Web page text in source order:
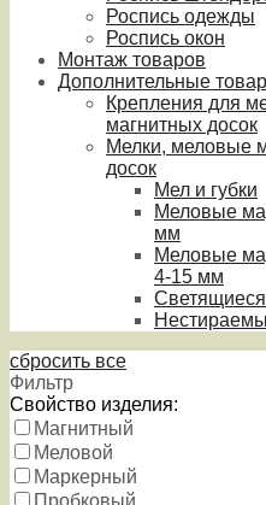
Роспись одежды
Роспись окон
Монтаж товаров
Дополнительные
Крепления для
магнитных досок
Мелки, меловые
досок
Мел и губки
Меловые
мм
Меловые
4-15 мм
сбросить все
Фильтр
Свойство изделия:
Магнитный
Меловой
Маркерный
Пробковый